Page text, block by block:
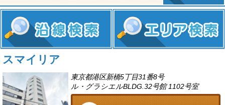
スマイリア
東京都港区新橋5丁目31番8号
ル・グラシエルBLDG.32号館 1102号室